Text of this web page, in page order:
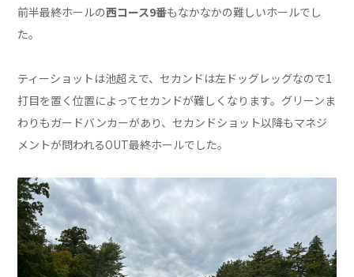
前半最終ホールの西コース9番もなかなかの難しいホールでし
た。
ティーショットは池超えで、セカンドは左ドッグレッグなので1
打目を置く位置によってセカンドが難しくなります。グリーンま
わりもガードバンカーがあり、セカンドショット以降もマネジ
メントが問われるOUT最終ホールでした。